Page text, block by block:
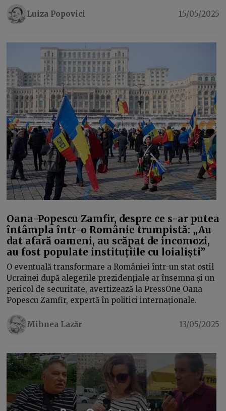
Luiza Popovici 15/05/2025
Oana-Popescu Zamfir, despre ce s-ar putea
întâmpla într-o Românie trumpistă: „Au
dat afară oameni, au scăpat de incomozi,
au fost populate instituțiile cu loialiști”
O eventuală transformare a României într-un stat ostil
Ucrainei după alegerile prezidențiale ar însemna și un
pericol de securitate, avertizează la PressOne Oana
Popescu Zamfir, expertă în politici internaționale.
Mihnea Lazăr 13/05/2025